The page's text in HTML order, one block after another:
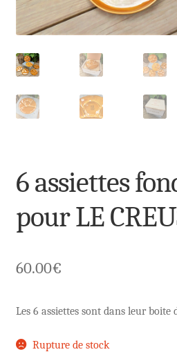
6 assiettes
pour LE
60.00€
Les 6 assiettes sont dans leur boite
Rupture de stock